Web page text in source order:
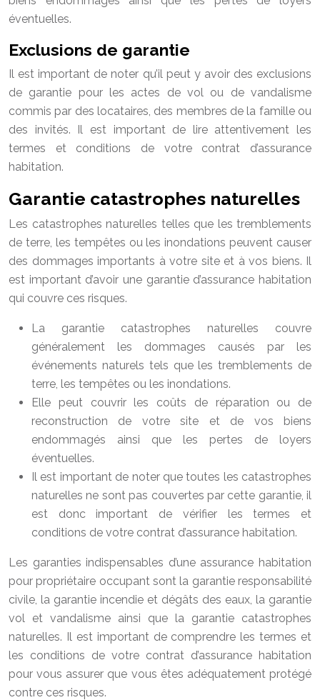
éventuelles.
Exclusions de garantie
Il est important de noter qu’il peut y avoir des exclusions
de garantie pour les actes de vol ou de vandalisme
commis par des locataires, des membres de la famille ou
des invités. Il est important de lire attentivement les
termes et conditions de votre contrat d’assurance
habitation.
Garantie catastrophes naturelles
Les catastrophes naturelles telles que les tremblements
de terre, les tempêtes ou les inondations peuvent causer
des dommages importants à votre site et à vos biens. Il
est important d’avoir une garantie d’assurance habitation
qui couvre ces risques.
La garantie catastrophes naturelles couvre
généralement les dommages causés par les
événements naturels tels que les tremblements de
terre, les tempêtes ou les inondations.
Elle peut couvrir les coûts de réparation ou de
reconstruction de votre site et de vos biens
endommagés ainsi que les pertes de loyers
éventuelles.
Il est important de noter que toutes les catastrophes
naturelles ne sont pas couvertes par cette garantie, il
est donc important de vérifier les termes et
conditions de votre contrat d’assurance habitation.
Les garanties indispensables d’une assurance habitation
pour propriétaire occupant sont la garantie responsabilité
civile, la garantie incendie et dégâts des eaux, la garantie
vol et vandalisme ainsi que la garantie catastrophes
naturelles. Il est important de comprendre les termes et
les conditions de votre contrat d’assurance habitation
pour vous assurer que vous êtes adéquatement protégé
contre ces risques.